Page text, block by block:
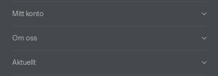
Mitt konto
Om oss
Aktuellt